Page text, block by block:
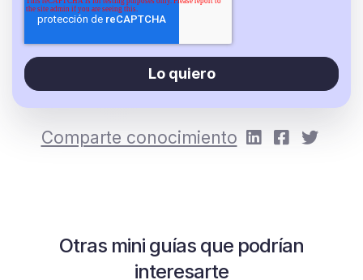
Comparte conocimiento
Otras mini guías que podrían
interesarte